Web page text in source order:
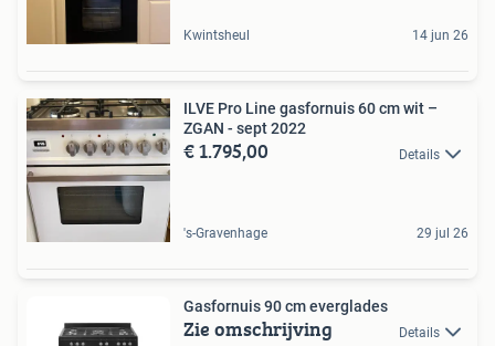
Kwintsheul 14 jun 26
ILVE Pro Line gasfornuis 60 cm wit –
ZGAN - sept 2022
€ 1.795,00 Details
's-Gravenhage 29 jul 26
Gasfornuis 90 cm everglades
Zie omschrijving Details